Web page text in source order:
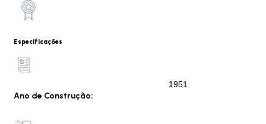
Especificações
Ano de Construção:
1951